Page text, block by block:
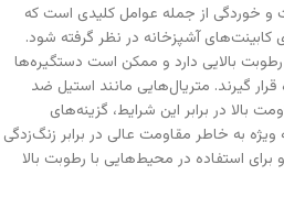
و خوردگی از جمله عوامل کلیدی است که
کابینت‌های آشپزخانه در نظر گرفته شود.
بالایی دارد و ممکن است دستگیره‌ها
گیرند. متریال‌هایی مانند استیل ضد
بالا در برابر این شرایط، گزینه‌های
به خاطر مقاومت عالی در برابر زنگ‌زدگی
استفاده در محیط‌هایی با رطوبت بالا